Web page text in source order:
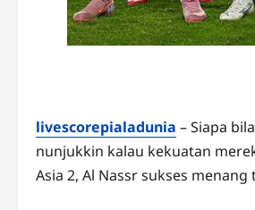
livescorepialadunia – Siapa
nunjukkin kalau kekuatan
Asia 2, Al Nassr sukses